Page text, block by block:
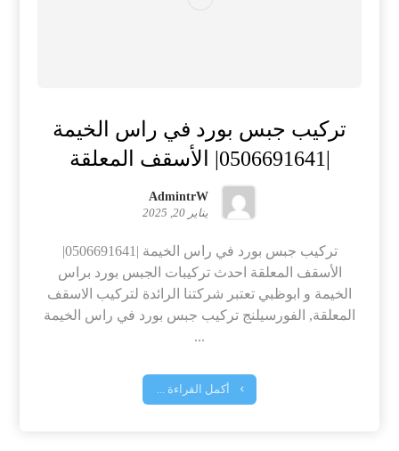
تركيب جبس بورد في راس الخيمة
|0506691641| الأسقف المعلقة
AdmintrW
يناير 20, 2025
تركيب جبس بورد في راس الخيمة |0506691641|
الأسقف المعلقة احدث تركيبات الجبس بورد براس
الخيمة و ابوظبي تعتبر شركتنا الرائدة لتركيب الاسقف
المعلقة, الفورسيلنج تركيب جبس بورد في راس الخيمة
...
أكمل القراءة ...